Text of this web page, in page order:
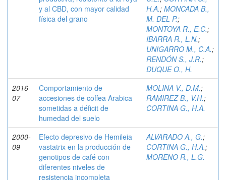
y al CBD, con mayor calidad
física del grano
H.A.; MONCADA B.,
M. DEL P.;
MONTOYA R., E.C.;
IBARRA R., L.N.;
UNIGARRO M., C.A.;
RENDÓN S., J.R.;
DUQUE O., H.
2016-
07
Comportamiento de
accesiones de coffea Arabica
sometidas a déficit de
humedad del suelo
MOLINA V., D.M.;
RAMIREZ B., V.H.;
CORTINA G., H.A.
2000-
09
Efecto depresivo de Hemileia
vastatrix en la producción de
genotipos de café con
diferentes niveles de
resistencia incompleta
ALVARADO A., G.;
CORTINA G., H.A.;
MORENO R., L.G.